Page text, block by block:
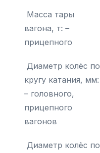
Масса тары
вагона, т: –
прицепного
Диаметр колёс по
кругу катания, мм:
– головного,
прицепного
вагонов
Диаметр колёс по